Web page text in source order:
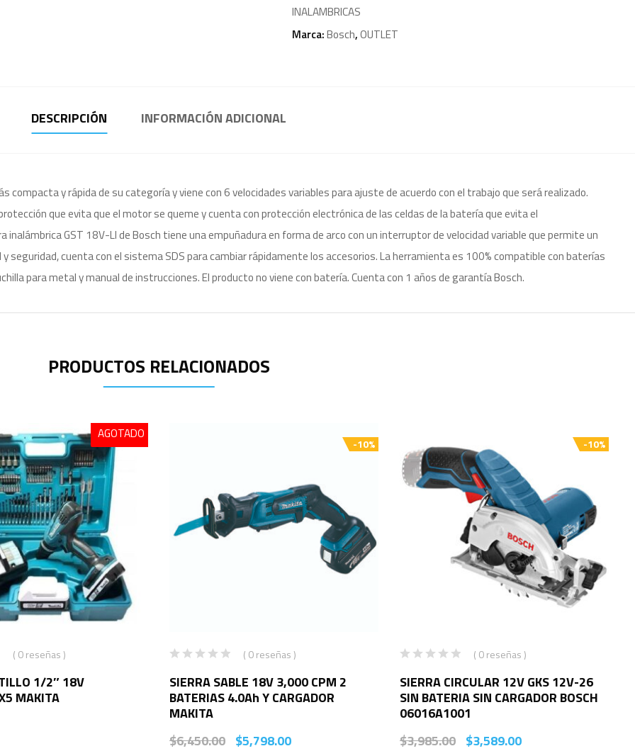
INALAMBRICAS
Marca:Bosch,OUTLET
DESCRIPCIÓN INFORMACIÓN ADICIONAL
compacta y rápida de su categoría y viene con 6 velocidades variables para ajuste de acuerdo con el trabajo que será realizado.
que evita que el motor se queme y cuenta con protección electrónica de las celdas de la batería que evita el
GST 18V-LI de Bosch tiene una empuñadura en forma de arco con un interruptor de velocidad variable que permite un
seguridad, cuenta con el sistema SDS para cambiar rápidamente los accesorios. La herramienta es 100% compatible con baterías
para metal y manual de instrucciones. El producto no viene con batería. Cuenta con 1 años de garantía Bosch.
PRODUCTOS RELACIONADOS
AGOTADO
( 0 reseñas )
1/2″ 18V
MAKITA
-10%
( 0 reseñas )
SIERRA SABLE 18V 3,000 CPM 2
BATERIAS 4.0Ah Y CARGADOR
MAKITA
$6,450.00 $5,798.00
-10%
( 0 reseñas )
SIERRA CIRCULAR 12V GKS 12V-26
SIN BATERIA SIN CARGADOR BOSCH
06016A1001
$3,985.00 $3,589.00